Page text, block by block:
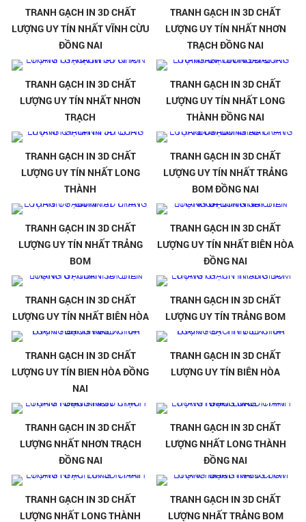
TRANH GẠCH IN 3D CHẤT
LƯỢNG UY TÍN NHẤT VĨNH CỪU
ĐỒNG NAI
TRANH GẠCH IN 3D CHẤT
LƯỢNG UY TÍN NHẤT NHƠN
TRẠCH ĐỒNG NAI
TRANH GẠCH IN 3D CHẤT
LƯỢNG UY TÍN NHẤT NHƠN
TRẠCH
TRANH GẠCH IN 3D CHẤT
LƯỢNG UY TÍN NHẤT LONG
THÀNH ĐỒNG NAI
TRANH GẠCH IN 3D CHẤT
LƯỢNG UY TÍN NHẤT LONG
THÀNH
TRANH GẠCH IN 3D CHẤT
LƯỢNG UY TÍN NHẤT TRẢNG
BOM ĐỒNG NAI
TRANH GẠCH IN 3D CHẤT
LƯỢNG UY TÍN NHẤT TRẢNG
BOM
TRANH GẠCH IN 3D CHẤT
LƯỢNG UY TÍN NHẤT BIÊN HÒA
ĐỒNG NAI
TRANH GẠCH IN 3D CHẤT
LƯỢNG UY TÍN NHẤT BIÊN HÒA
TRANH GẠCH IN 3D CHẤT
LƯỢNG UY TÍN TRẢNG BOM
TRANH GẠCH IN 3D CHẤT
LƯỢNG UY TÍN BIEN HÒA ĐỒNG
NAI
TRANH GẠCH IN 3D CHẤT
LƯỢNG UY TÍN BIÊN HÒA
TRANH GẠCH IN 3D CHẤT
LƯỢNG NHẤT NHƠN TRẠCH
ĐỒNG NAI
TRANH GẠCH IN 3D CHẤT
LƯỢNG NHẤT LONG THÀNH
ĐỒNG NAI
TRANH GẠCH IN 3D CHẤT
LƯỢNG NHẤT LONG THÀNH
TRANH GẠCH IN 3D CHẤT
LƯỢNG NHẤT TRẢNG BOM